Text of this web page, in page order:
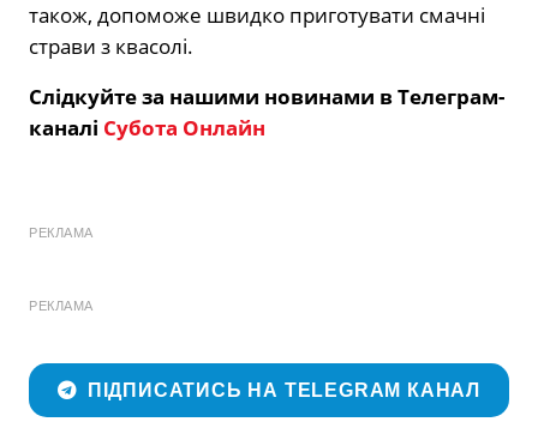
також, допоможе швидко приготувати смачні
страви з квасолі.
Слідкуйте за нашими новинами в Телеграм-
каналі Субота Онлайн
РЕКЛАМА
РЕКЛАМА
ПІДПИСАТИСЬ НА TELEGRAM КАНАЛ